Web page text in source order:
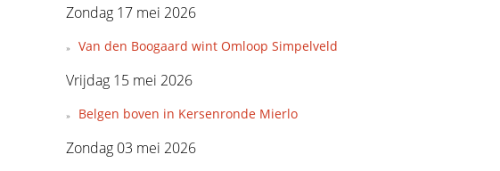
Zondag 17 mei 2026
Van den Boogaard wint Omloop Simpelveld
Vrijdag 15 mei 2026
Belgen boven in Kersenronde Mierlo
Zondag 03 mei 2026